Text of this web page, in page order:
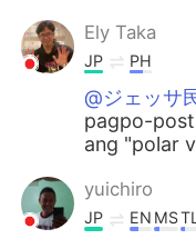
Ely Taka
JP PH
@ジェッサ
pagpo-
ang "polar
yuichiro
JP EN MSTL